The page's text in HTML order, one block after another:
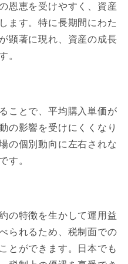
恩恵を受けやすく、資産
ます。特に長期間にわた
顕著に現れ、資産の成長
。
ことで、平均購入単価が
の影響を受けにくくなり
の個別動向に左右されな
す。
の特徴を生かして運用益
られるため、税制面での
とができます。日本でも